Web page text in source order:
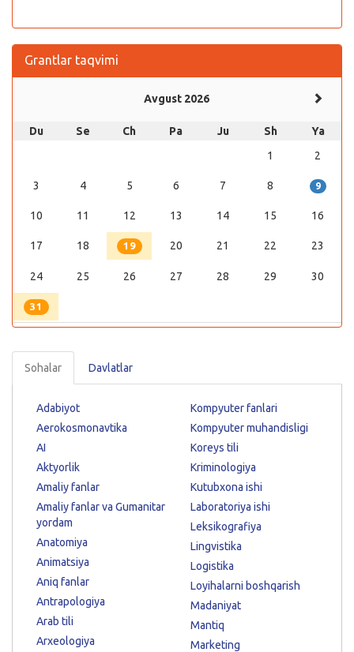
Grantlar taqvimi
Avgust 2026
Du Se Ch Pa Ju Sh
Ya
1
2
3 4 5 6 7 8 9
10 11 12 13 14 15 16
17 18 19 20 21 22 23
24 25 26 27 28 29 30
31
Sohalar Davlatlar
Adabiyot
Aerokosmonavtika
AI
Aktyorlik
Amaliy fanlar
Amaliy fanlar va Gumanitar
yordam
Anatomiya
Animatsiya
Aniq fanlar
Antrapologiya
Arab tili
Arxeologiya
Kompyuter fanlari
Kompyuter muhandisligi
Koreys tili
Kriminologiya
Kutubxona ishi
Laboratoriya ishi
Leksikografiya
Lingvistika
Logistika
Loyihalarni boshqarish
Madaniyat
Mantiq
Marketing